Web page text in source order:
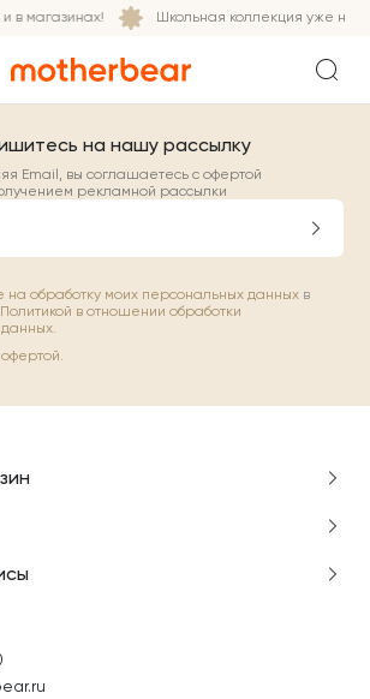
в магазинах! Школьная коллекция уже на
на нашу рассылку
Email, вы соглашаетесь с офертой
рекламной рассылки
на обработку моих персональных данных в
Политикой в отношении обработки
офертой.